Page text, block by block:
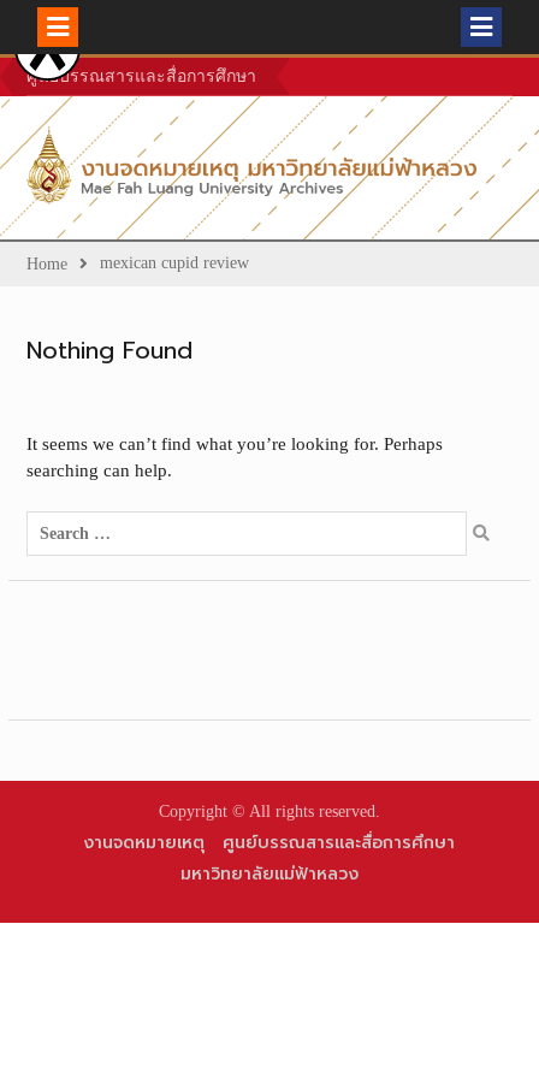
Skip
to
content
ศูนย์บรรณสารและสื่อการศึกษา
Home mexican cupid review
Nothing Found
It seems we can’t find what you’re looking for. Perhaps
searching can help.
Search
for:
Copyright © All rights reserved.
งานจดหมายเหตุ
ศูนย์บรรณสารและสื่อการศึกษา
มหาวิทยาลัยแม่ฟ้าหลวง